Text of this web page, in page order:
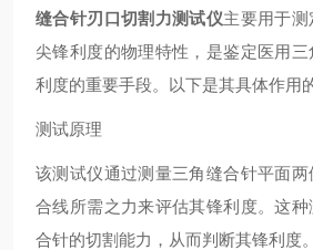
缝合针刃口切割力测试仪主要用于
尖锋利度的物理特性，是鉴定医用
利度的重要手段。以下是其具体作用
测试原理
该测试仪通过测量三角缝合针平面
合线所需之力来评估其锋利度。这
合针的切割能力，从而判断其锋利度。